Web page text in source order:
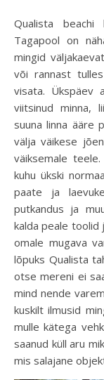
Qualista beachi kõrval aia taga on mingi tühermaa.
Tagapool on
mingid
või rannast
visata. Ükspäev
viitsinud minna,
suuna linna ääre
välja väikese
väiksemale
kuhu ükski
paate ja
putkandus ja
kalda peale toolid
omale mugava
lõpuks Qualista
otse mereni ei
mind nende
kuskilt ilmusid
mulle kätega
saanud küll aru
mis salajane